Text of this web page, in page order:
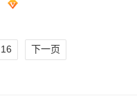
16 下一页